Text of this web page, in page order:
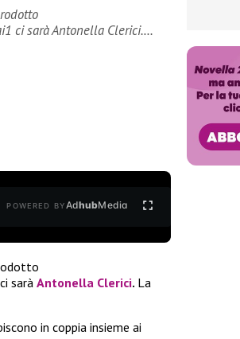
ci sarà Antonella Clerici.…
POWERED BYAdhubMedia
ci sarà Antonella Clerici. La
in coppia insieme ai